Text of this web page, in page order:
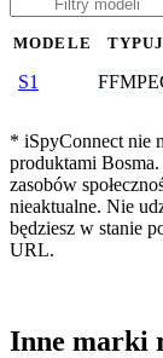
MODELE TYPUJ
S1
* iSpyConnect nie
produktami Bosma.
zasobów
nieaktualne. Nie
będziesz w stanie
URL.
Inne marki